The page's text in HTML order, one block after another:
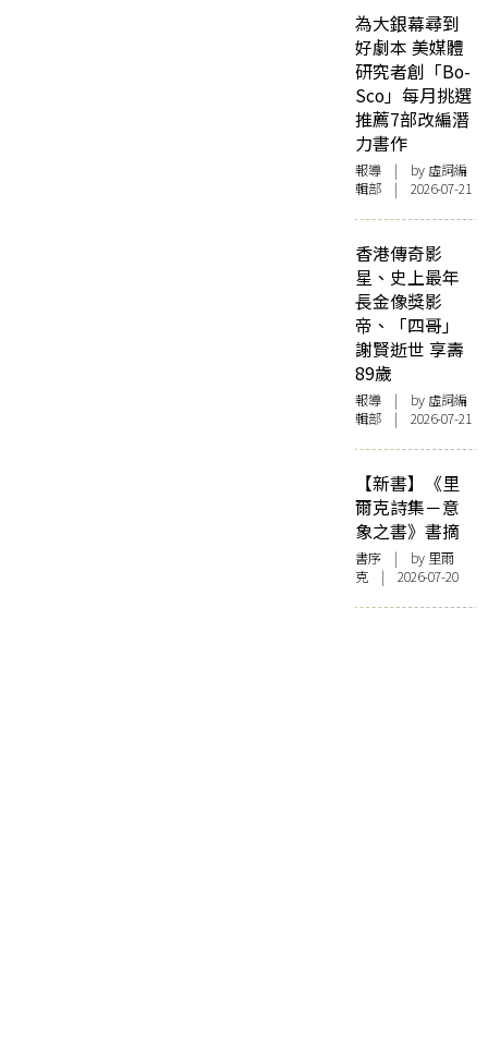
為大銀幕尋到
好劇本 美媒體
研究者創「Bo-
Sco」每月挑選
推薦7部改編潛
力書作
報導 | by 虛詞編
輯部 | 2026-07-21
香港傳奇影
星、史上最年
長金像獎影
帝、「四哥」
謝賢逝世 享壽
89歲
報導 | by 虛詞編
輯部 | 2026-07-21
【新書】《里
爾克詩集－意
象之書》書摘
書序 | by 里爾
克 | 2026-07-20